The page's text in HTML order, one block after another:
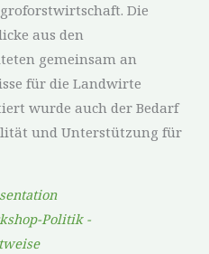
Die
aus den
gemeinsam an
für die Landwirte
wurde auch der Bedarf
und Unterstützung für
Politik -